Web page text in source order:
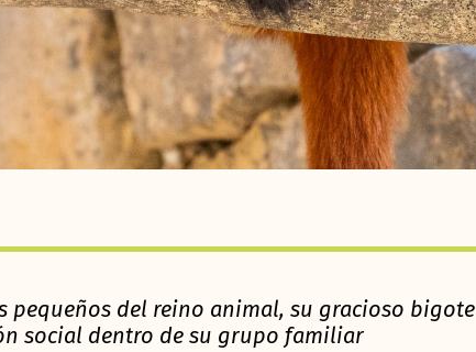
pequeños del reino animal, su gracioso bigote
social dentro de su grupo familiar